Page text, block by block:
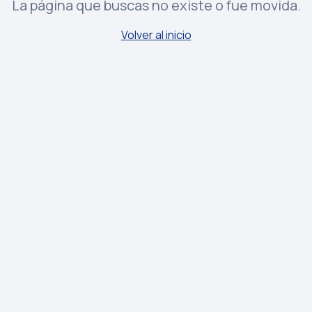
La página que buscas no existe o fue movida.
Volver al inicio